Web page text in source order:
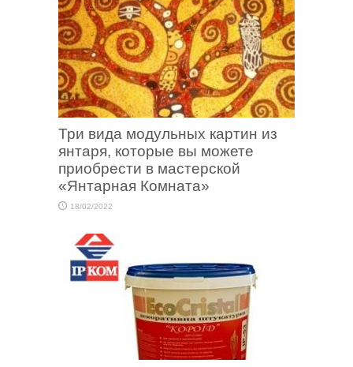
Три вида модульных картин из
янтаря, которые вы можете
приобрести в мастерской
«Янтарная Комната»
18/02/2022